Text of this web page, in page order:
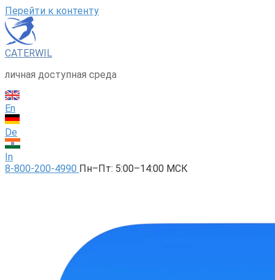
Перейти к контенту
CATERWIL
личная доступная среда
En
De
In
8-800-200-4990 Пн–Пт: 5:00–14:00 МСК